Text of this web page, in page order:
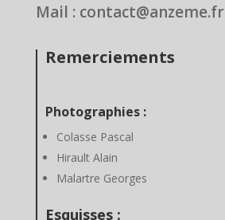
Mail : contact@anzeme.fr
Remerciements
Photographies :
Colasse Pascal
Hirault Alain
Malartre Georges
Esquisses :